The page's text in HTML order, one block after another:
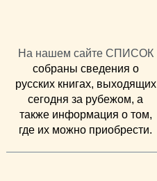
На нашем сайте СПИСОК
собраны сведения о
русских книгах, выходящих
сегодня за рубежом, а
также информация о том,
где их можно приобрести.